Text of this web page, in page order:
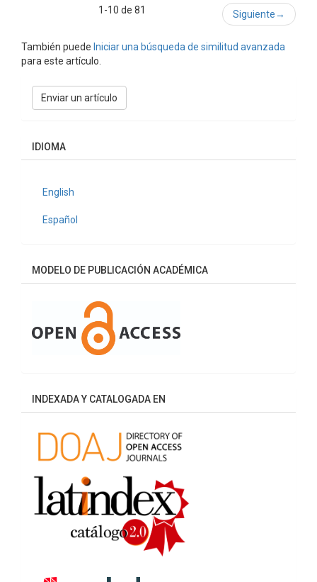
1-10 de 81 Siguiente→
También puede Iniciar una búsqueda de similitud avanzada
para este artículo.
Enviar
unEnviar un artículo
IDIOMA
English
Español
MODELO DE PUBLICACIÓN ACADÉMICA
INDEXADA Y CATALOGADA EN